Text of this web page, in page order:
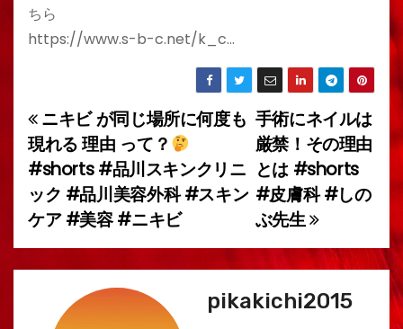
ちら
https://www.s-b-c.net/k_c…
投
稿
ナ
ビ
ゲ
手術にネイルは
厳禁！その理由
とは #shorts
#皮膚科 #しの
ぶ先生
ニキビ が同じ場所に何度も
現れる 理由 って？
#shorts #品川スキンクリニ
ック #品川美容外科 #スキン
ケア #美容 #ニキビ
pikakichi2015